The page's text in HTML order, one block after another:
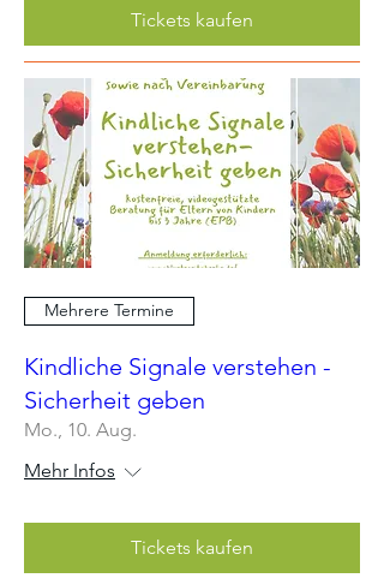
Tickets kaufen
Mehrere Termine
Kindliche Signale verstehen -
Sicherheit geben
Mo., 10. Aug.
Mehr Infos
Tickets kaufen